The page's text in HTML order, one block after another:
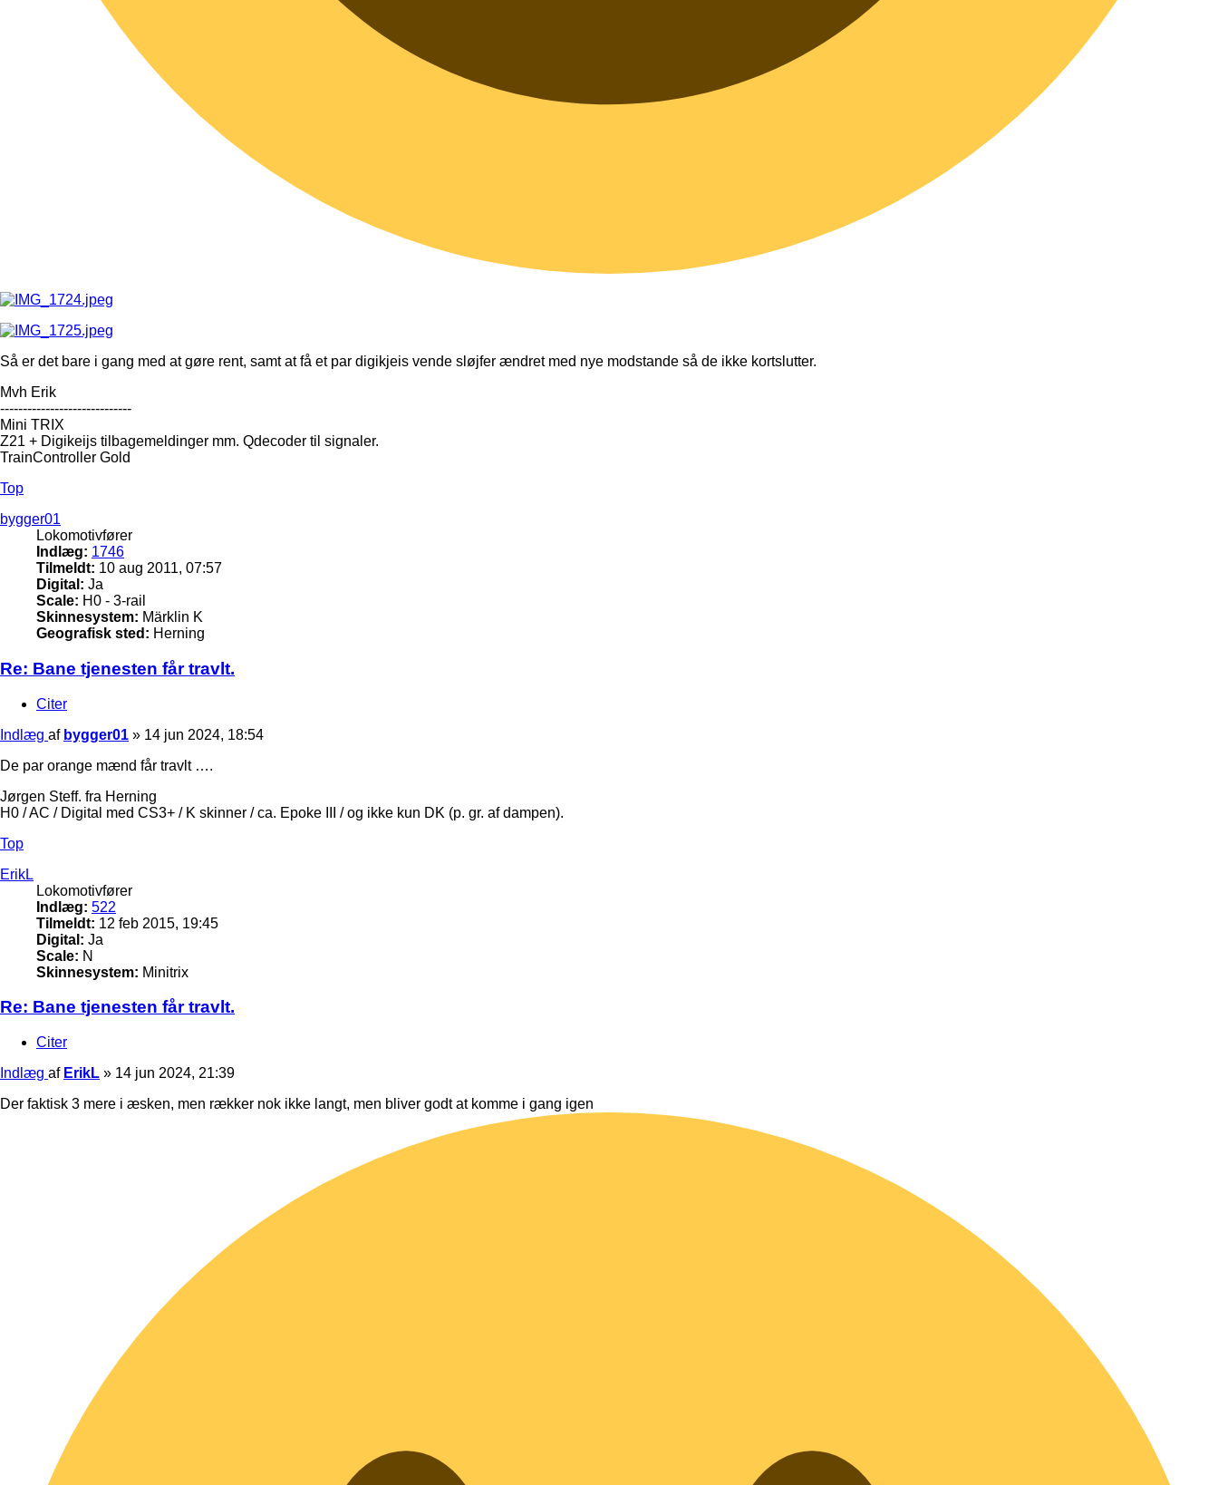
Så er det bare i gang med at gøre rent, samt at få et par digikjeis vende sløjfer ændret med nye modstande så de ikke kortslutter.
Mvh Erik
-----------------------------
Mini TRIX
Z21 + Digikeijs tilbagemeldinger mm. Qdecoder til signaler.
TrainController Gold
Top
bygger01
Lokomotivfører
Indlæg: 1746
Tilmeldt: 10 aug 2011, 07:57
Digital: Ja
Scale: H0 - 3-rail
Skinnesystem: Märklin K
Geografisk sted: Herning
Re: Bane tjenesten får travlt.
Citer
Indlæg af bygger01 » 14 jun 2024, 18:54
De par orange mænd får travlt ….
Jørgen Steff. fra Herning
H0 / AC / Digital med CS3+ / K skinner / ca. Epoke III / og ikke kun DK (p. gr. af dampen).
Top
ErikL
Lokomotivfører
Indlæg: 522
Tilmeldt: 12 feb 2015, 19:45
Digital: Ja
Scale: N
Skinnesystem: Minitrix
Re: Bane tjenesten får travlt.
Citer
Indlæg af ErikL » 14 jun 2024, 21:39
Der faktisk 3 mere i æsken, men rækker nok ikke langt, men bliver godt at komme i gang igen